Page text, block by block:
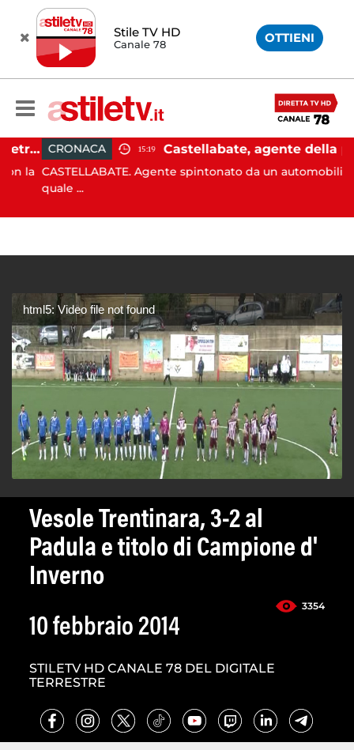
Stile TV HD
Canale 78 OTTIENI
Castellabate, barca di 12 metri resta incastrata sugli scogli: salvate 9 persone
la
CRONACA 15:19
CASTELLABATE. Agente spintonato da un automobilista al
quale ...
html5: Video file not found
Vesole Trentinara, 3-2 al
Padula e titolo di Campione d'
Inverno
3354
10 febbraio 2014
STILETV HD CANALE 78 DEL DIGITALE
TERRESTRE